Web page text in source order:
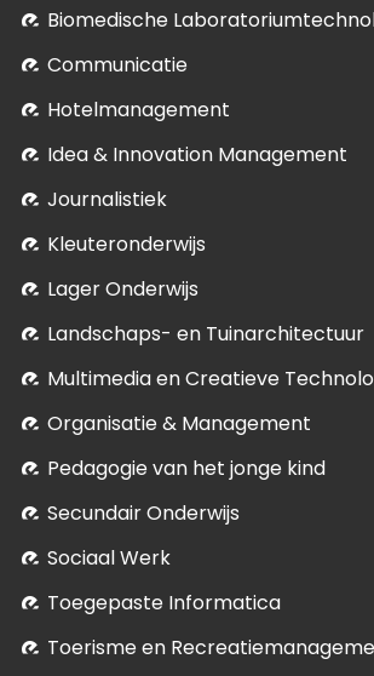
Biomedische
Communicatie
Hotelmanagement
Idea & Innovation Management
Journalistiek
Kleuteronderwijs
Lager Onderwijs
Landschaps- en Tuinarchitectuur
Multimedia en Creatieve
Organisatie & Management
Pedagogie van het jonge kind
Secundair Onderwijs
Sociaal Werk
Toegepaste Informatica
Toerisme en